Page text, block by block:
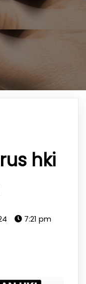
hki
7:21 pm